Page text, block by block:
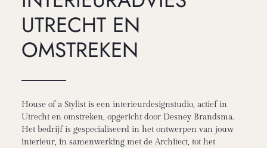
UTRECHT EN
OMSTREKEN
House of a Stylist is een interieurdesignstudio, actief in
Utrecht en omstreken, opgericht door Desney Brandsma.
Het bedrijf is gespecialiseerd in het ontwerpen van jouw
interieur, in samenwerking met de Architect, tot het